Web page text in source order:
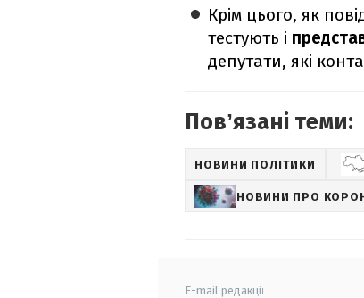
Крім цього, як
тестують і
депутати, які
Повʼязані теми:
НОВИНИ ПОЛІТИКИ
НОВИНИ ПРО
E-mail редакції